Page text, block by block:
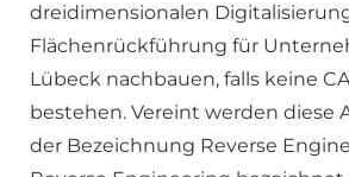
dreidimensionalen
Flächenrückführung für
Lübeck nachbauen, falls keine
bestehen. Vereint werden diese
der Bezeichnung Reverse